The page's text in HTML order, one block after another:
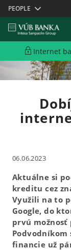
Skiplinks
PEOPLE
Internet
06.06.2023
Aktuálne si
kreditu cez
Využili na to
Google, do
prvú
financie už